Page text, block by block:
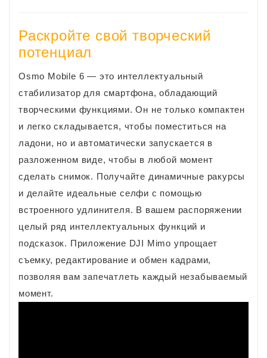
​Раскройте свой творческий
потенциал
Osmo Mobile 6 — это интеллектуальный
стабилизатор для смартфона, обладающий
творческими функциями. Он не только компактен
и легко складывается, чтобы поместиться на
ладони, но и автоматически запускается в
разложенном виде, чтобы в любой момент
сделать снимок. Получайте динамичные ракурсы
и делайте идеальные селфи с помощью
встроенного удлинителя. В вашем распоряжении
целый ряд интеллектуальных функций и
подсказок. Приложение DJI Mimo упрощает
съемку, редактирование и обмен кадрами,
позволяя вам запечатлеть каждый незабываемый
момент.